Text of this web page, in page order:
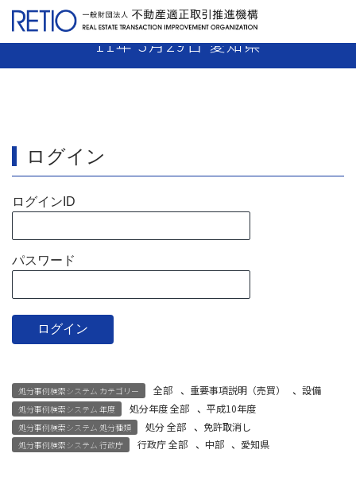
【10-32】 売主業者 免許取消し 平成
11年 3月29日 愛知県
ログイン
ログインID
パスワード
処分事例検索システム カテゴリー 全部 、 重要事項説明（売買） 、設備
処分事例検索システム 年度 処分年度 全部 、 平成10年度
処分事例検索システム 処分種類 処分 全部 、 免許取消し
処分事例検索システム 行政庁 行政庁 全部 、 中部 、 愛知県